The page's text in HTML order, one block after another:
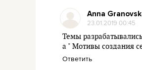
Anna
23.01.2019 00:45
Темы
а " Мотивы создания
Ответить